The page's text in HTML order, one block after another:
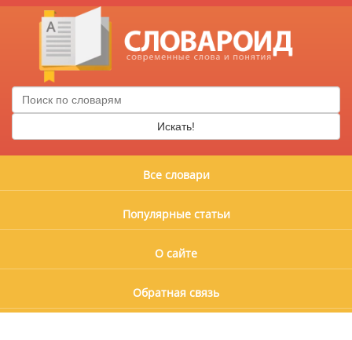
Искать!
Все словари
Популярные статьи
О сайте
Обратная связь